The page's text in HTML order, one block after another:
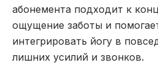
абонемента подходит к
ощущение заботы и
интегрировать йогу в
лишних усилий и звонков.